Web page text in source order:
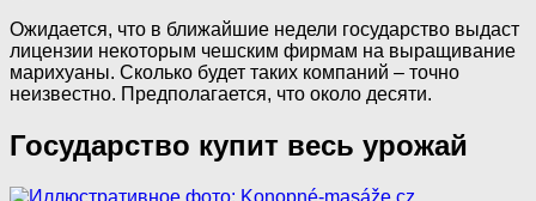
Ожидается, что в ближайшие недели государство выдаст
лицензии некоторым чешским фирмам на выращивание
марихуаны. Сколько будет таких компаний – точно
неизвестно. Предполагается, что около десяти.
Государство купит весь урожай